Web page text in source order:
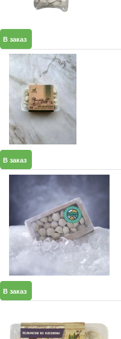
В заказ
В заказ
В заказ